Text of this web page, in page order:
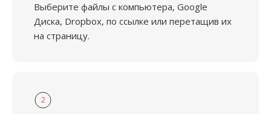
Выберите файлы с компьютера, Google
Диска, Dropbox, по ссылке или перетащив их
на страницу.
2